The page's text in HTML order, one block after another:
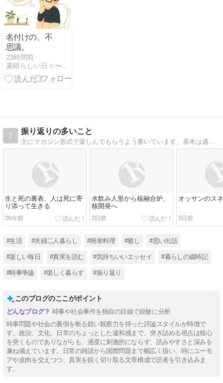
名付けの、不
思議。
23時間前
素晴らしい日々〜Splendid days
7
振り返りの多いこと
主にマガジン形式で楽しんでもらうよう書いています。基本は遺言のようなもの。若い世代や他の人々に、生きてきた振り返りのバトン。気持ちを共有できればいいのに。
生と死の裏表、人は死に寄
り添って生きる
26分前
水飲み人形から核融合炉、
核開発へ
2日前
オッサンのス
3日前
#生活 #夫婦二人暮らし #簡単料理 #癒し #思い出話
#楽しい毎日 #真実を読む #気持ちいいエッセイ #暮らしの歳時記
#時事争論 #楽しく暮らす #振り返り
このブログのここがポイント
時事や社会事件を独自の目線で鋭敏に分析
時事問題や社会の裏側を斬る鋭い観察力を持った評論スタイルが特徴で
す。政治、文化、日常のちょっとした違和感まで、突き詰める視点は核心
を突くものでありながらも、過度に刺激的にならず、読みやすさと深みを
兼ね備えています。日常の雑談から国際問題まで幅広く扱い、時にユーモ
アや皮肉を交えつつ、真実を鋭く切り取る文章構成で読者を引き込みま
す。